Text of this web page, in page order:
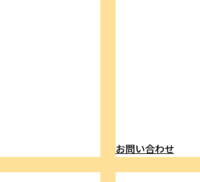
お問い合わせ